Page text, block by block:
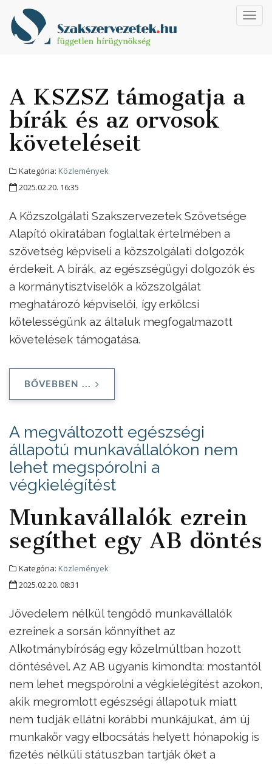
A KSZSZ támogatja a
bírák és az orvosok
követeléseit
Kategória: Közlemények
2025.02.20. 16:35
A Közszolgálati Szakszervezetek Szövetsége
Alapító okiratában foglaltak értelmében a
szövetség képviseli a közszolgálati dolgozók
érdekeit. A bírák, az egészségügyi dolgozók és
a kormánytisztviselők a közszolgálat
meghatározó képviselői, így erkölcsi
kötelességünk az általuk megfogalmazott
követelések támogatása.
BŐVEBBEN ...
A megváltozott egészségi
állapotú munkavállalókon nem
lehet megspórolni a
végkielégítést
Munkavállalók ezrein
segíthet egy AB döntés
Kategória: Közlemények
2025.02.20. 08:31
Jövedelem nélkül tengődő munkavállalók
ezreinek a sorsán könnyíthet az
Alkotmánybíróság egy közelmúltban hozott
döntésével. Az AB ugyanis kimondta: mostantól
nem lehet megspórolni a végkielégítést azokon,
akik megromlott egészségi állapotuk miatt
nem tudják ellátni korábbi munkájukat, ám új
munkakör vagy elbocsátás helyett hónapokig is
fizetés nélküli státuszban tartják őket a